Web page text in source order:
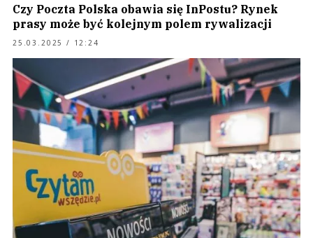
Czy Poczta Polska obawia się InPostu? Rynek
prasy może być kolejnym polem rywalizacji
25.03.2025 / 12:24